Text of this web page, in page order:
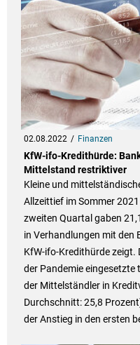
02.08.2022 Finanzen
KfW-ifo-Kredithürde:
Mittelstand restriktiver
Kleine und
Allzeittief im Sommer
zweiten Quartal gaben
in Verhandlungen mit den
KfW-ifo-Kredithürde zeigt.
der Pandemie eingesetzte
der Mittelständler in
Durchschnitt: 25,8
der Anstieg in den ersten